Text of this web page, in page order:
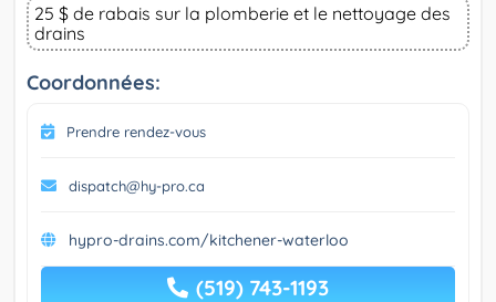
25 $ de rabais sur la plomberie et le nettoyage des
drains
Coordonnées:
Prendre rendez-vous
dispatch@hy-pro.ca
hypro-drains.com/kitchener-waterloo
(519) 743-1193